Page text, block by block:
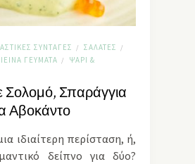
ΣΥΝΤΑΓΈΣ / ΣΑΛΆΤΕΣ /
ΓΕΎΜΑΤΑ /
ΨΆΡΙ &
Σολομό, Σπαράγγια
Αβοκάντο
ιδιαίτερη περίσταση, ή,
δείπνο για δύο?